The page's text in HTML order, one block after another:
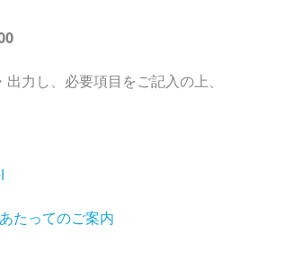
力し、必要項目をご記入の上、
たってのご案内